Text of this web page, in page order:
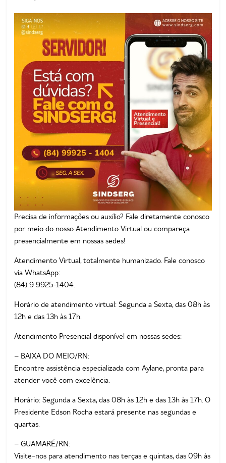
Guamaré
SINDSERG
Precisa de informações ou auxílio? Fale diretamente conosco
por meio do nosso Atendimento Virtual ou compareça
presencialmente em nossas sedes!
Atendimento Virtual, totalmente humanizado. Fale conosco
via WhatsApp:
(84) 9 9925-1404.
Horário de atendimento virtual: Segunda a Sexta, das 08h às
12h e das 13h às 17h.
Atendimento Presencial disponível em nossas sedes:
– BAIXA DO MEIO/RN:
Encontre assistência especializada com Aylane, pronta para
atender você com excelência.
Horário: Segunda a Sexta, das 08h às 12h e das 13h às 17h. O
Presidente Edson Rocha estará presente nas segundas e
quartas.
– GUAMARÉ/RN:
Visite-nos para atendimento nas terças e quintas, das 09h às